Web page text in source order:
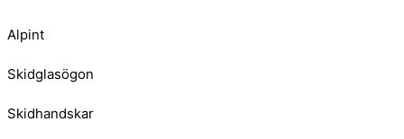
Alpint
Skidglasögon
Skidhandskar